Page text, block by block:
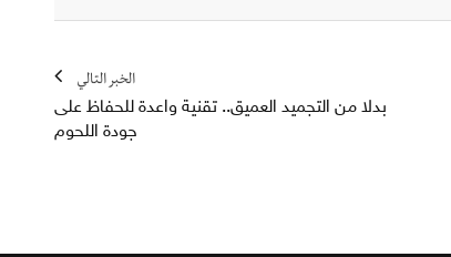
الخبر التالي
بدلا من التجميد العميق.. تقنية واعدة للحفاظ على
جودة اللحوم